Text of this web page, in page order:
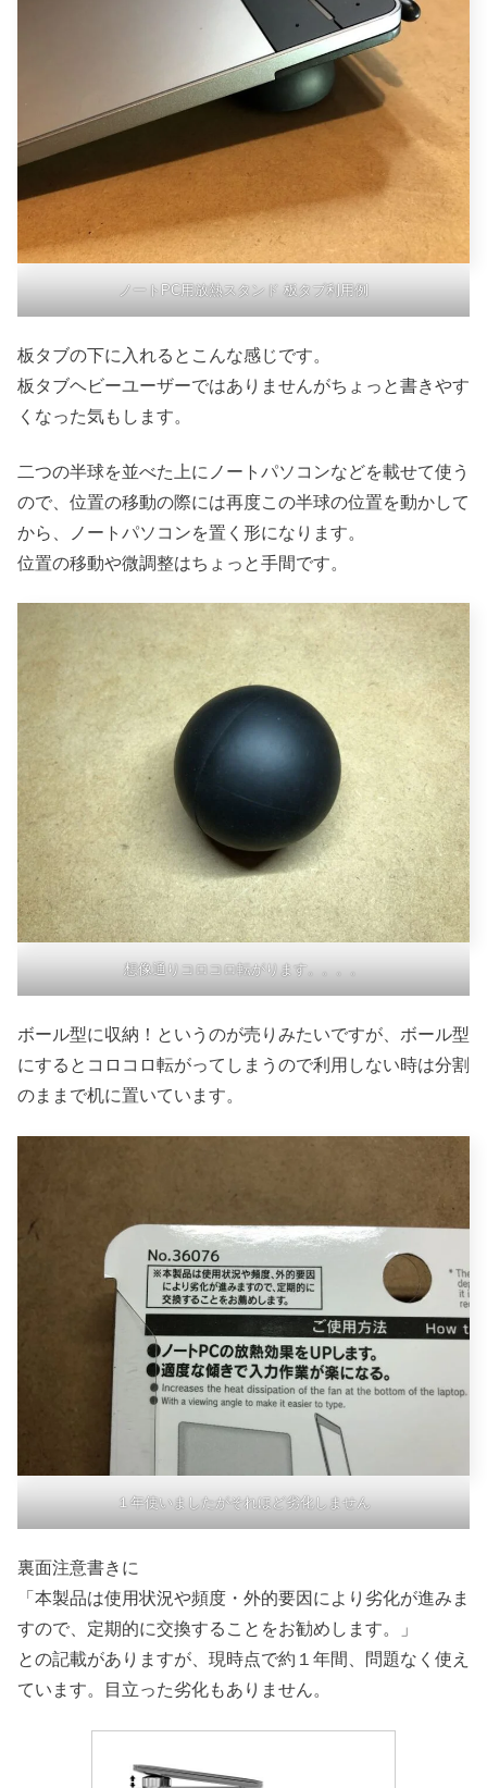
ノートPC用放熱スタンド 板タブ利用例
板タブの下に入れるとこんな感じです。
板タブヘビーユーザーではありませんがちょっと書きやす
くなった気もします。
二つの半球を並べた上にノートパソコンなどを載せて使う
ので、位置の移動の際には再度この半球の位置を動かして
から、ノートパソコンを置く形になります。
位置の移動や微調整はちょっと手間です。
想像通りコロコロ転がります。。。。
ボール型に収納！というのが売りみたいですが、ボール型
にするとコロコロ転がってしまうので利用しない時は分割
のままで机に置いています。
１年使いましたがそれほど劣化しません
裏面注意書きに
「本製品は使用状況や頻度・外的要因により劣化が進みま
すので、定期的に交換することをお勧めします。」
との記載がありますが、現時点で約１年間、問題なく使え
ています。目立った劣化もありません。